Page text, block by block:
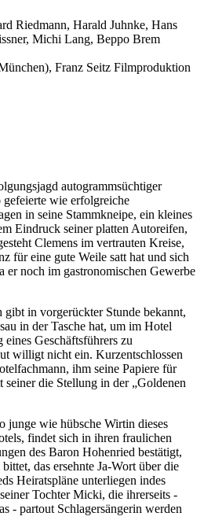
Riedmann, Harald Juhnke, Hans
Michi Lang, Beppo Brem
Franz Seitz Filmproduktion
autogrammsüchtiger
gefeierte wie erfolgreiche
in seine Stammkneipe, ein kleines
Eindruck seiner platten Autoreifen,
Clemens im vertrauten Kreise,
für eine gute Weile satt hat und sich
er noch im gastronomischen Gewerbe
in vorgerückter Stunde bekannt,
in der Tasche hat, um im Hotel
eines Geschäftsführers zu
willigt nicht ein. Kurzentschlossen
ihm seine Papiere für
seiner die Stellung in der „Goldenen
junge wie hübsche Wirtin dieses
findet sich in ihren fraulichen
des Baron Hohenried bestätigt,
das ersehnte Ja-Wort über die
Heiratspläne unterliegen indes
Tochter Micki, die ihrerseits -
- partout Schlagersängerin werden